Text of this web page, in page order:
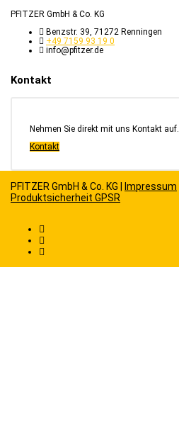
PFITZER GmbH & Co. KG
Benzstr. 39, 71272 Renningen
+49 7159 93 19 0
info@pfitzer.de
Kontakt
Nehmen Sie direkt mit uns Kontakt auf.
Kontakt
PFITZER GmbH & Co. KG | Impressum
Produktsicherheit GPSR